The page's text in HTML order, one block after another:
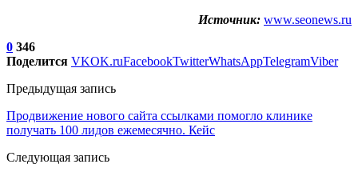
Источник: www.seonews.ru
0 346
Поделится VKOK.ruFacebookTwitterWhatsAppTelegramViber
Предыдущая запись
Продвижение нового сайта ссылками помогло клинике
получать 100 лидов ежемесячно. Кейс
Следующая запись